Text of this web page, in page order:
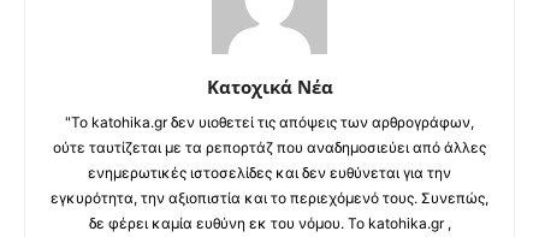
Κατοχικά Νέα
"Το katohika.gr δεν υιοθετεί τις απόψεις των αρθρογράφων,
ούτε ταυτίζεται με τα ρεπορτάζ που αναδημοσιεύει από άλλες
ενημερωτικές ιστοσελίδες και δεν ευθύνεται για την
εγκυρότητα, την αξιοπιστία και το περιεχόμενό τους. Συνεπώς,
δε φέρει καμία ευθύνη εκ του νόμου. Το katohika.gr ,